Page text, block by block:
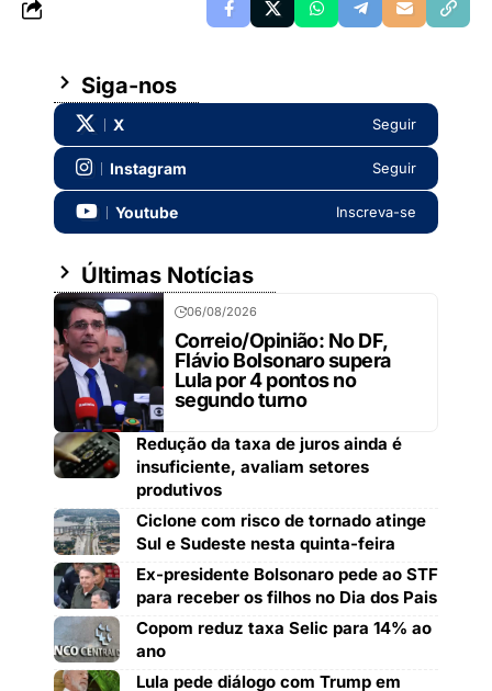
Siga-nos
X Seguir
Instagram Seguir
Youtube Inscreva-se
Últimas Notícias
06/08/2026
Correio/Opinião: No DF,
Flávio Bolsonaro supera
Lula por 4 pontos no
segundo turno
Redução da taxa de juros ainda é
insuficiente, avaliam setores
produtivos
Ciclone com risco de tornado atinge
Sul e Sudeste nesta quinta-feira
Ex-presidente Bolsonaro pede ao STF
para receber os filhos no Dia dos Pais
Copom reduz taxa Selic para 14% ao
ano
Lula pede diálogo com Trump em